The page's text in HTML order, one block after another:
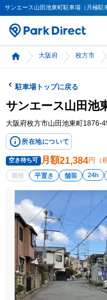
サンエース山田池東町駐車場（月極
大阪府 枚方市
駐車場トップに戻る
サンエース山田池
大阪府枚方市山田池東町1876-
所在地について
空き待ち可 月額21,384円（
屋根 平置き 舗装 24h